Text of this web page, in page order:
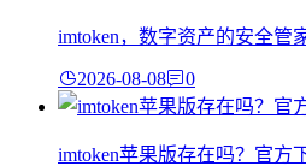
imtoken，数字资产的安全管
2026-08-08 0
imtoken苹果版存在吗？官方